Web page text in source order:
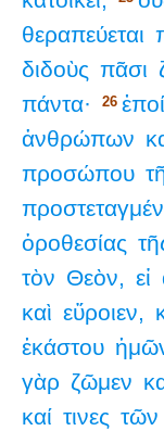
θεραπεύεται
διδοὺς πᾶσι
πάντα·
26
ἀνθρώπων
προσώπου
ὁροθεσίας
τὸν Θεὸν, εἰ
καὶ εὕροιεν,
ἑκάστου
γὰρ ζῶμεν
καί τινες τῶν